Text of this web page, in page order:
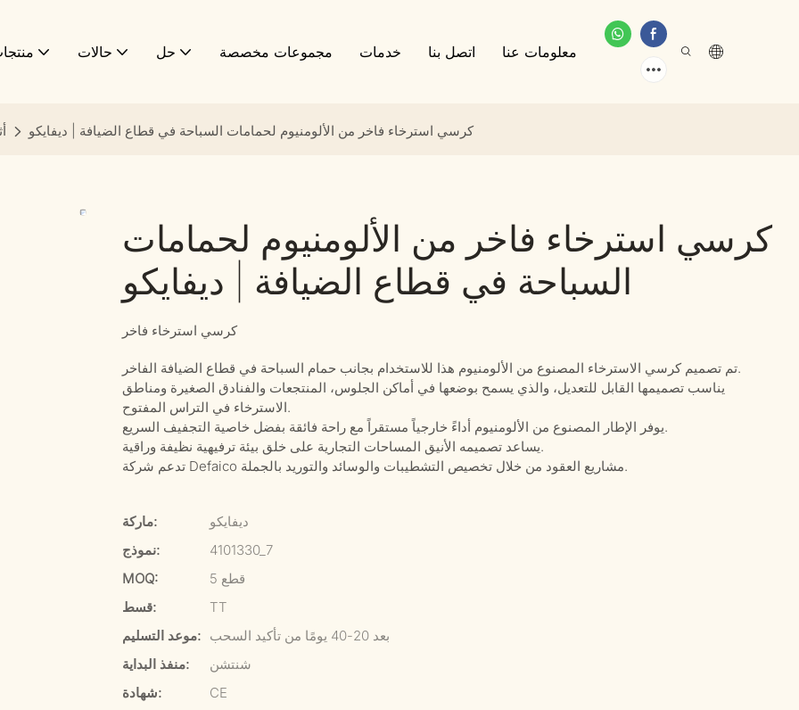
حالات حل مجموعات مخصصة خدمات اتصل بنا معلومات عنا
كرسي استرخاء فاخر من الألومنيوم لحمامات السباحة في قطاع الضيافة | ديفايكو
كرسي استرخاء فاخر من الألومنيوم لحمامات
السباحة في قطاع الضيافة | ديفايكو
كرسي استرخاء فاخر
تم تصميم كرسي الاسترخاء المصنوع من الألومنيوم هذا للاستخدام بجانب حمام السباحة في قطاع الضيافة الفاخر.
يناسب تصميمها القابل للتعديل، والذي يسمح بوضعها في أماكن الجلوس، المنتجعات والفنادق الصغيرة ومناطق
الاسترخاء في التراس المفتوح.
يوفر الإطار المصنوع من الألومنيوم أداءً خارجياً مستقراً مع راحة فائقة بفضل خاصية التجفيف السريع.
يساعد تصميمه الأنيق المساحات التجارية على خلق بيئة ترفيهية نظيفة وراقية.
تدعم شركة Defaico مشاريع العقود من خلال تخصيص التشطيبات والوسائد والتوريد بالجملة.
ماركة:
ديفايكو
نموذج:
4101330_7
MOQ:
5 قطع
قسط:
TT
موعد التسليم:
بعد 20-40 يومًا من تأكيد السحب
منفذ البداية:
شنتشن
شهادة:
CE